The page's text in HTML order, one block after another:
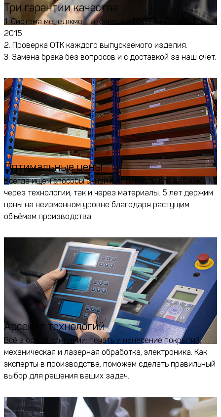
Три гарантии качества
1. Система менеджмента качества ГОСТ Р ИСО 9001-
2015.
2. Проверка ОТК каждого выпускаемого изделия.
3. Замена брака без вопросов и с доставкой за наш счёт.
Оптимальные цены
Всегда ищем способы снизить стоимость для вас как
через технологии, так и через материалы. 5 лет держим
цены на неизменном уровне благодаря растущим
объёмам производства.
Арсенал технологий
Всё в одной компании: печать и нанесение покрытий,
механическая и лазерная обработка, электроника. Как
эксперты в производстве, поможем сделать правильный
выбор для решения ваших задач.